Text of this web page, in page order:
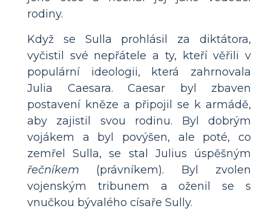
rodiny.
Když se Sulla prohlásil za diktátora,
vyčistil své nepřátele a ty, kteří věřili v
populární ideologii, která zahrnovala
Julia Caesara. Caesar byl zbaven
postavení kněze a připojil se k armádě,
aby zajistil svou rodinu. Byl dobrým
vojákem a byl povýšen, ale poté, co
zemřel Sulla, se stal Julius úspěšným
řečníkem (právníkem). Byl zvolen
vojenským tribunem a oženil se s
vnučkou bývalého císaře Sully.